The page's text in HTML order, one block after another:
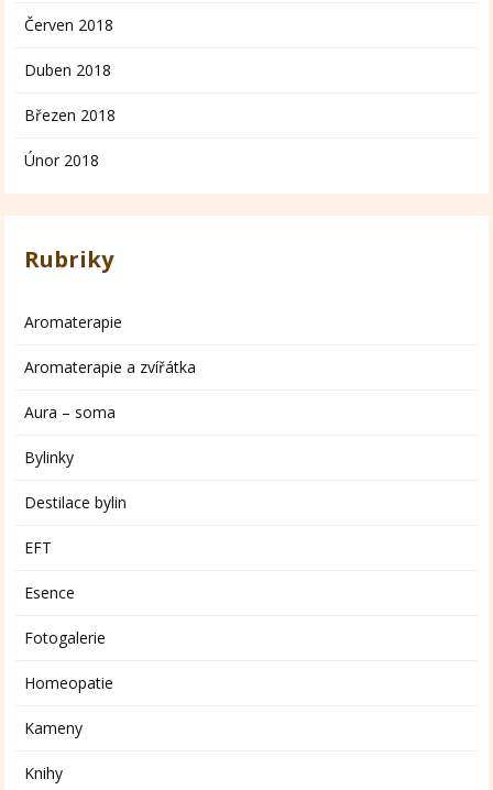
Červen 2018
Duben 2018
Březen 2018
Únor 2018
Rubriky
Aromaterapie
Aromaterapie a zvířátka
Aura – soma
Bylinky
Destilace bylin
EFT
Esence
Fotogalerie
Homeopatie
Kameny
Knihy